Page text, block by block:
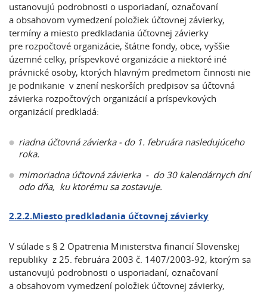
ustanovujú podrobnosti o usporiadaní, označovaní
a obsahovom vymedzení položiek účtovnej závierky,
termíny a miesto predkladania účtovnej závierky
pre rozpočtové organizácie, štátne fondy, obce, vyššie
územné celky, príspevkové organizácie a niektoré iné
právnické osoby, ktorých hlavným predmetom činnosti nie
je podnikanie v znení neskorších predpisov sa účtovná
závierka rozpočtových organizácií a príspevkových
organizácií predkladá:
riadna účtovná závierka - do 1. februára nasledujúceho
roka.
mimoriadna účtovná závierka - do 30 kalendárnych dní
odo dňa, ku ktorému sa zostavuje.
2.2.2.Miesto predkladania účtovnej závierky
V súlade s § 2 Opatrenia Ministerstva financií Slovenskej
republiky z 25. februára 2003 č. 1407/2003-92, ktorým sa
ustanovujú podrobnosti o usporiadaní, označovaní
a obsahovom vymedzení položiek účtovnej závierky,